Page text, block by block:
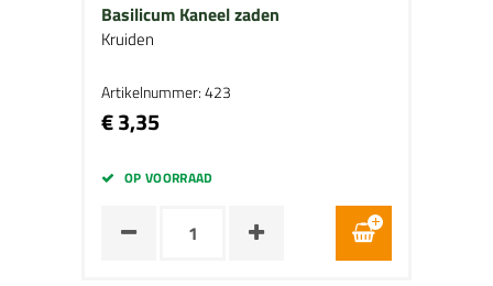
Basilicum Kaneel zaden
Kruiden
Artikelnummer: 423
€ 3,35
OP VOORRAAD